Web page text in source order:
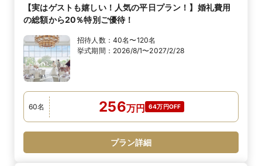
【実はゲストも嬉しい！人気の平日プラン！】婚礼費用
の総額から20％特別ご優待！
招待人数： 40名〜120名
挙式期間： 2026/8/1〜2027/2/28
60名 256万円 64万円OFF
プラン詳細